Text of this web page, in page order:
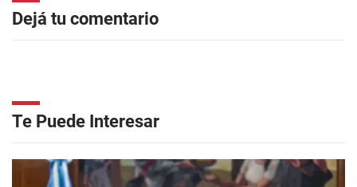
Dejá tu comentario
Te Puede Interesar